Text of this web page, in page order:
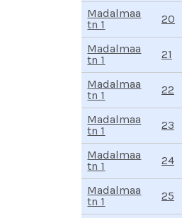
Madalmaa
tn 1
20
Madalmaa
tn 1
21
Madalmaa
tn 1
22
Madalmaa
tn 1
23
Madalmaa
tn 1
24
Madalmaa
tn 1
25